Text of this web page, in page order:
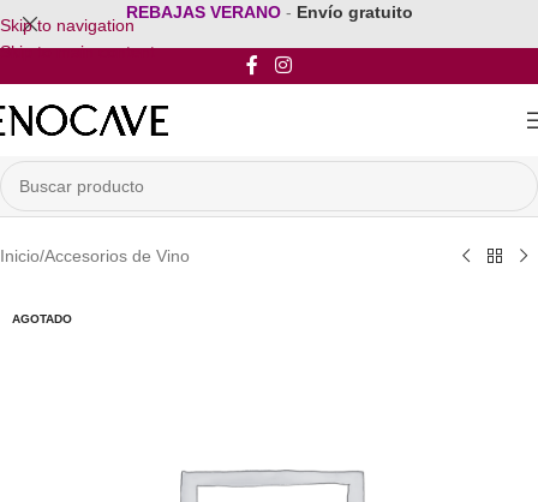
Skip to navigation
Skip to main content
REBAJAS VERANO - Envío gratuito
Inicio/Accesorios de Vino
AGOTADO